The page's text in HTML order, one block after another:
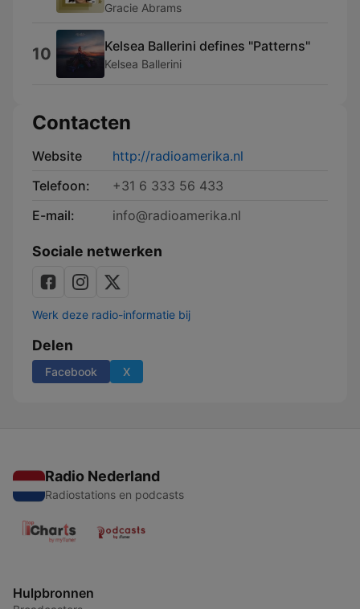
Gracie Abrams
10 Kelsea Ballerini defines "Patterns"
Kelsea Ballerini
Contacten
Website
http://radioamerika.nl
Telefoon:
+31 6 333 56 433
E-mail:
info@radioamerika.nl
Sociale netwerken
Werk deze radio-informatie bij
Delen
Facebook X
Radio Nederland
Radiostations en podcasts
Hulpbronnen